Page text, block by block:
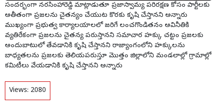
సందర్భంగా నరసింహారెడ్డి మాట్లాడుతూ ప్రజాస్వామ్య పరిరక్షణ కోసం పార్టీలకు
అతీతంగా ప్రజలను చైతన్యం చేయుట కొరకు కృషి చేస్తానని అన్నారు
ముఖ్యంగా ప్రభుత్వ కార్యాలయాలలో జరిగే లంచగొండితనం అవినీతికి
వ్యతిరేకంగా ప్రజలను చైతన్య పరుస్తానని సమాచార హక్కు చట్టం ప్రజలకు
అందుబాటులో తేవడానికి కృషి చేస్తానని రాజ్యాంగంలోని హక్కులను
బాధ్యతలను ప్రజలకు తెలియపరుస్తూ మొత్తం జిల్లాలోని మండలాల్లో గ్రామాల్లో
కమిటీలు వేయడానికి కృషి చేస్తానని అన్నారు
Views: 2080